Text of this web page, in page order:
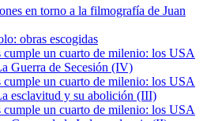
en torno a la filmografía de Juan
obras escogidas
cumple un cuarto de milenio: los USA
Guerra de Secesión (IV)
cumple un cuarto de milenio: los USA
esclavitud y su abolición (III)
cumple un cuarto de milenio: los USA